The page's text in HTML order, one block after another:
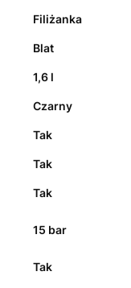
Filiżanka
Blat
1,6 l
Czarny
Tak
Tak
Tak
15 bar
Tak